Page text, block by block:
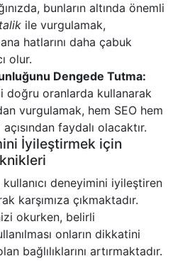
bunların altında önemli
ile vurgulamak,
hatlarını daha çabuk
olur.
Dengede Tutma:
doğru oranlarda kullanarak
vurgulamak, hem SEO hem
faydalı olacaktır.
İyileştirmek için
deneyimini iyileştiren
karşımıza çıkmaktadır.
okurken, belirli
onların dikkatini
bağlılıklarını artırmaktadır.